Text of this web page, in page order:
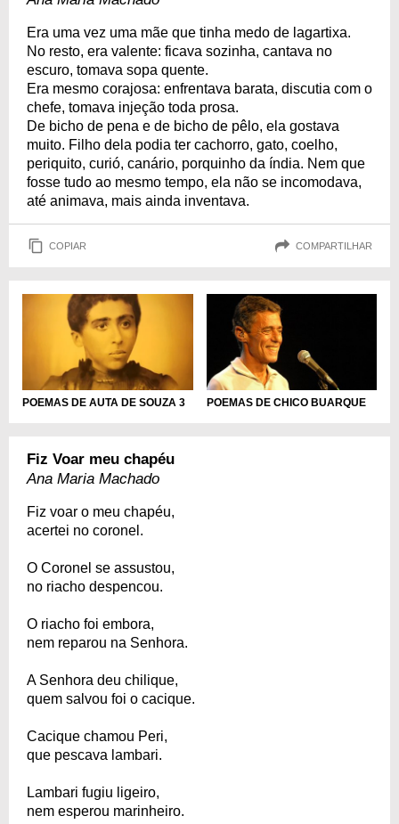
Era uma vez uma mãe que tinha medo de lagartixa.
No resto, era valente: ficava sozinha, cantava no
escuro, tomava sopa quente.
Era mesmo corajosa: enfrentava barata, discutia com o
chefe, tomava injeção toda prosa.
De bicho de pena e de bicho de pêlo, ela gostava
muito. Filho dela podia ter cachorro, gato, coelho,
periquito, curió, canário, porquinho da índia. Nem que
fosse tudo ao mesmo tempo, ela não se incomodava,
até animava, mais ainda inventava.
COPIAR COMPARTILHAR
POEMAS DE AUTA DE SOUZA 3 POEMAS DE CHICO BUARQUE
Fiz Voar meu chapéu
Ana Maria Machado
Fiz voar o meu chapéu,
acertei no coronel.
O Coronel se assustou,
no riacho despencou.
O riacho foi embora,
nem reparou na Senhora.
A Senhora deu chilique,
quem salvou foi o cacique.
Cacique chamou Peri,
que pescava lambari.
Lambari fugiu ligeiro,
nem esperou marinheiro.